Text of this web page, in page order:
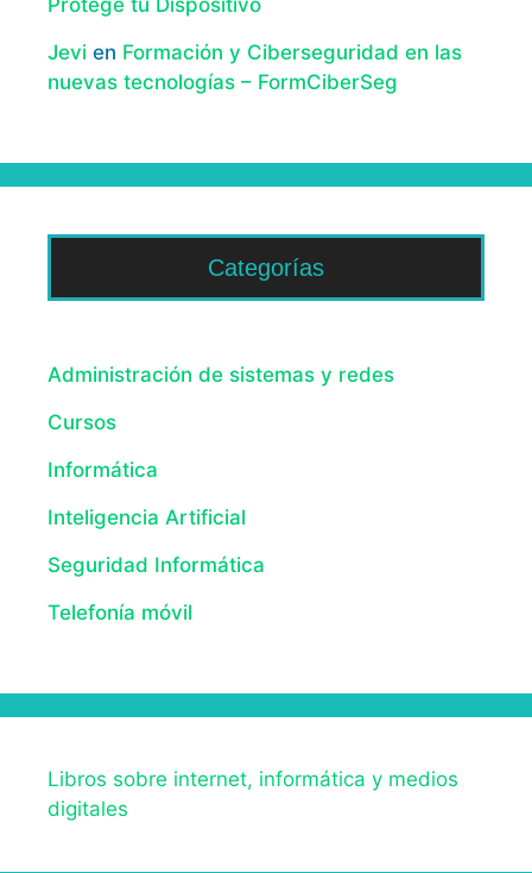
Jevi en Formación y Ciberseguridad en las
nuevas tecnologías – FormCiberSeg
Categorías
Administración de sistemas y redes
Cursos
Informática
Inteligencia Artificial
Seguridad Informática
Telefonía móvil
Libros sobre internet, informática y medios
digitales